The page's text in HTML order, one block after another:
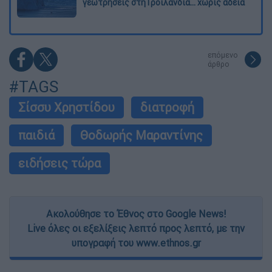
επόμενο
άρθρο
#TAGS
Σίσσυ Χρηστίδου
διατροφή
παιδιά
Θοδωρής Μαραντίνης
ειδήσεις τώρα
Ακολούθησε το Έθνος στο Google News!
Live όλες οι εξελίξεις λεπτό προς λεπτό, με την
υπογραφή του www.ethnos.gr